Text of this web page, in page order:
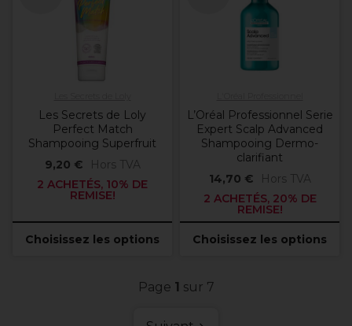
Les Secrets de Loly
Perfect Match
Shampooing Superfruit
9,20 €
Hors TVA
2 ACHETÉS, 10% DE
REMISE!
Choisissez les options
L’Oréal Professionnel Serie
Expert Scalp Advanced
Shampooing Dermo-
clarifiant
14,70 €
Hors TVA
2 ACHETÉS, 20% DE
REMISE!
Choisissez les options
Page 1 sur 7